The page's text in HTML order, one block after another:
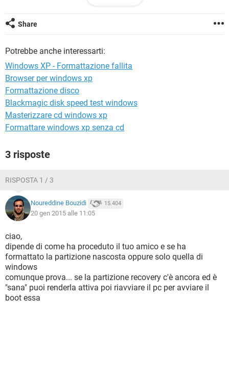
"Hiren's Boot CD" per risolvere il problema della schermata
nera (che, se non vado errato, è un problema di MBR
bisogno di usare nessun CD, con la partizione di ripristino?
Potrebbe essere una soluzione valida? Se non lo fosse, cosa
potrei fare per risolvere il problema?
Share
Potrebbe anche interessarti:
Windows XP - Formattazione fallita
Browser per windows xp
Formattazione disco
Blackmagic disk speed test windows
Masterizzare cd windows xp
Formattare windows xp senza cd
3 risposte
RISPOSTA 1 / 3
Noureddine Bouzidi 15.404
20 gen 2015 alle 11:05
ciao,
dipende di come ha proceduto il tuo amico e se ha
formattato la partizione nascosta oppure solo quella di
windows
comunque prova... se la partizione recovery c'è ancora ed è
"sana" puoi renderla attiva poi riavviare il pc per avviare il
boot essa